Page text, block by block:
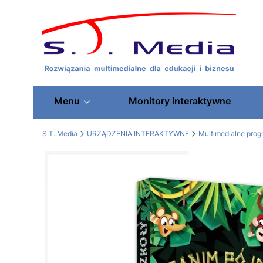
Menu Monitory interaktywne
S.T. Media URZĄDZENIA INTERAKTYWNE Multimedialne